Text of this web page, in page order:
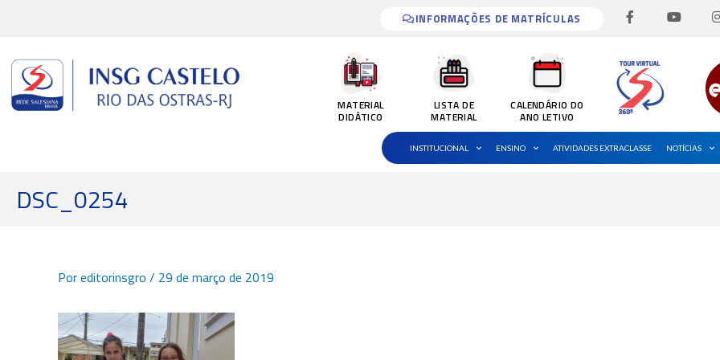
conteúdo
INFORMAÇÕES DE MATRÍCULAS
F
a
b
o
o
k
-
f
o
g
r
MATERIAL
DIDÁTICO
LISTA DE
MATERIAL
CALENDÁRIO DO
ANO LETIVO
INSTITUCIONAL ENSINO ATIVIDADES EXTRACLASSE NOTÍCIAS
DSC_0254
Poreditorinsgro / 29 de março de 2019